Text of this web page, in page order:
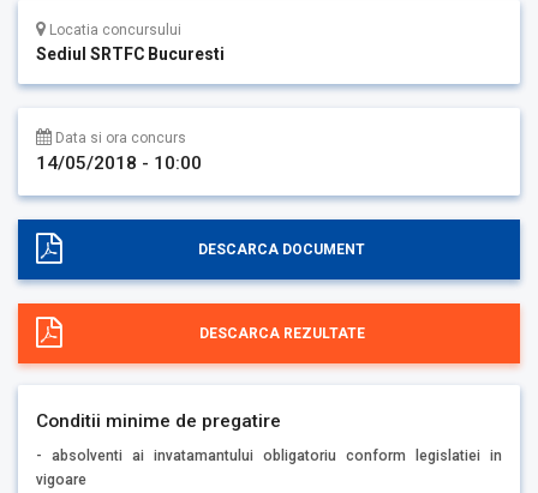
Locatia concursului
Sediul SRTFC Bucuresti
Data si ora concurs
14/05/2018 - 10:00
DESCARCA DOCUMENT
DESCARCA REZULTATE
Conditii minime de pregatire
- absolventi ai invatamantului obligatoriu conform legislatiei in
vigoare